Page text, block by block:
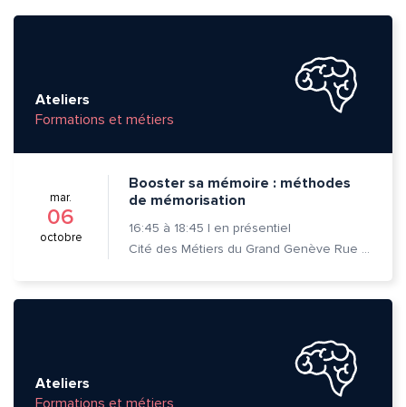
Ateliers
Formations et métiers
mar.
06
octobre
Booster sa mémoire : méthodes
de mémorisation
16:45 à 18:45 | en présentiel
Cité des Métiers du Grand Genève Rue Prévost-Martin 6 1205 Genève
Ateliers
Quelle est la pertinence de cette page?